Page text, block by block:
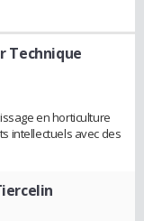
Technique
en horticulture
intellectuels avec des